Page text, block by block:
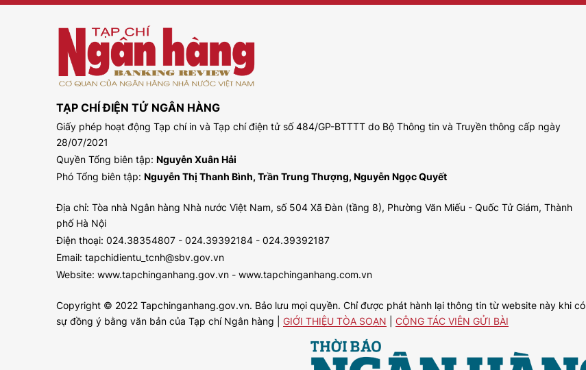
TẠP CHÍ ĐIỆN TỬ NGÂN HÀNG
Giấy phép hoạt động Tạp chí in và Tạp chí điện tử số 484/GP-BTTTT do Bộ Thông tin và Truyền thông cấp ngày
28/07/2021
Quyền Tổng biên tập: Nguyễn Xuân Hải
Phó Tổng biên tập: Nguyễn Thị Thanh Bình, Trần Trung Thượng, Nguyễn Ngọc Quyết
Địa chỉ: Tòa nhà Ngân hàng Nhà nước Việt Nam, số 504 Xã Đàn (tầng 8), Phường Văn Miếu - Quốc Tử Giám, Thành
phố Hà Nội
Điện thoại: 024.38354807 - 024.39392184 - 024.39392187
Email: tapchidientu_tcnh@sbv.gov.vn
Website: www.tapchinganhang.gov.vn - www.tapchinganhang.com.vn
Copyright © 2022 Tapchinganhang.gov.vn. Bảo lưu mọi quyền. Chỉ được phát hành lại thông tin từ website này khi có
sự đồng ý bằng văn bản của Tạp chí Ngân hàng | GIỚI THIỆU TÒA SOẠN CỘNG TÁC VIÊN GỬI BÀI